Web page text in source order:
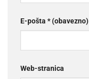
E-pošta * (obavezno)
Web-stranica